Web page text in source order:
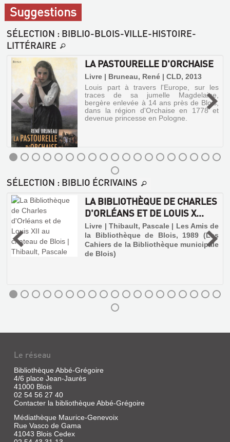
Suggestions
SÉLECTION : BIBLIO-BLOIS-VILLE-HISTOIRE-
LITTÉRAIRE
LA PASTOURELLE D'ORCHAISE
Livre | Bruneau, René | CLD, 2013
Louis part à travers l'Europe, sur les
traces de sa jumelle Magdelaine,
bergère enlevée à 14 ans près de Blois,
dans la région d'Orchaise en 1778 et
devenue princesse en Pologne.
LA
PASTOURELLE
D'ORCHAISE
Livre
|
Bruneau,
René
|
à
traces
jumelle
bergère
enlevée
à
14
ans
de
Blois,
dans
SÉLECTION : BIBLIO ÉCRIVAINS
LA BIBLIOTHÈQUE DE CHARLES
D'ORLÉANS ET DE LOUIS X...
Livre | Thibault, Pascale | Les Amis de
la Bibliothèque de Blois, 1989 (Les
Cahiers de la Bibliothèque municipale
de Blois)
Le réseau
Bibliothèque Abbé-Grégoire
4/6 place Jean-Jaurès
41000 Blois
02 54 56 27 40
Contacter la bibliothèque Abbé-Grégoire
Médiathèque Maurice-Genevoix
Rue Vasco de Gama
41043 Blois Cedex